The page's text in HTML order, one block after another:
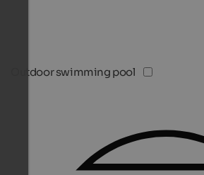
Outdoor swimming pool